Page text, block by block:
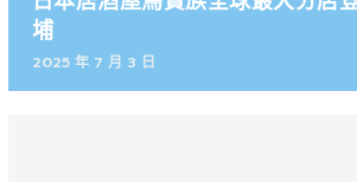
埔
2025 年 7 月 3 日